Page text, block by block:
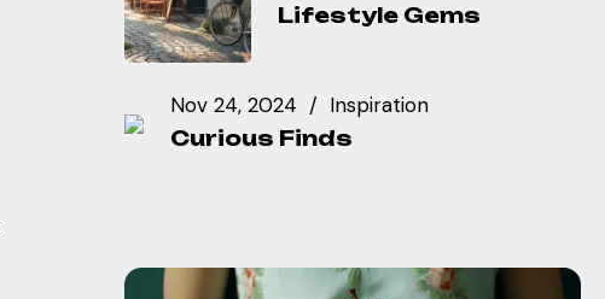
Lifestyle Gems
Nov 24, 2024 Inspiration
Curious Finds